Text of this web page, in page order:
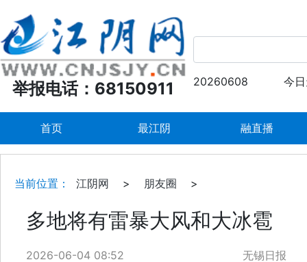
举报电话：68150911 20260608 今
首页 最江阴 融直播
当前位置： 江阴网 > 朋友圈 >
多地将有雷暴大风和大冰雹
2026-06-04 08:52 无锡日报